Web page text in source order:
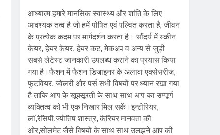
आध्यात्म हमारे मानसिक स्वास्थ्य और शांति के लिए
आवश्यक तत्व है जो हमें पोषित एवं पल्वित करता है, जीवन
के प्रत्येक कदम पर मार्गदर्शन करता है। सौंदर्य में स्कीन
केयर, हेयर केयर, हेयर कट, मेकअप व अन्य से जुड़ी
सबसे लेटेस्ट जानकारी उपलब्ध कराने का प्रयास किया
गया है।फैशन में फैशन डिजाइनर के अलावा एक्सेसरीज,
फुटवियर, ज्वेलरी और पर्स सभी विषयों पर ध्यान रखा गया
है ताकि आप के खूबसूरती के साथ साथ आप का सम्पूर्ण
व्यक्तित्व को भी एक निखार मिल सकें।इन्टीरियर,
लॉ,रेसिपी,ज्योतिष शास्त्र, कैरियर,मानवता की
ओर,सोलमेट जैसे विषयों के साथ साथ उलझने आप की